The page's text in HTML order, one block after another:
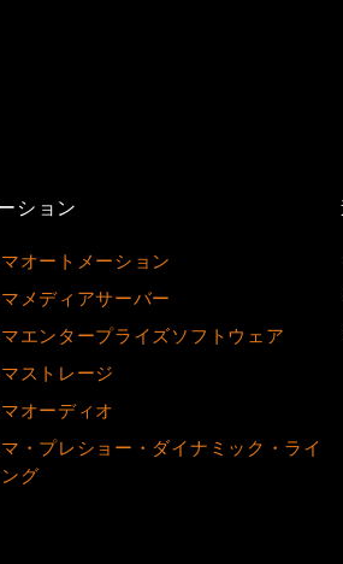
ション
オートメーション
メディアサーバー
エンタープライズソフトウェア
ストレージ
オーディオ
・プレショー・ダイナミック・ライ
グ